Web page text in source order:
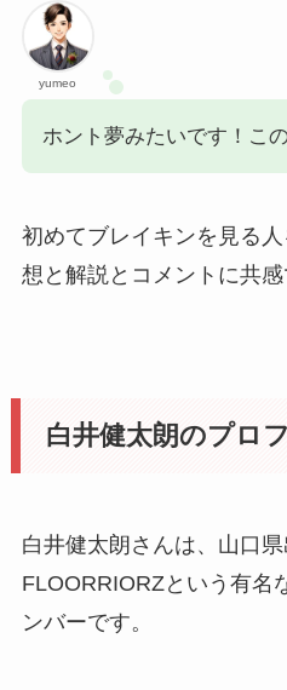
yumeo
ホント夢みたいです！こ
初めてブレイキンを見る
想と解説とコメントに共感
白井健太朗のプロ
白井健太朗さんは、山口
FLOORRIORZという有名
ンバーです。